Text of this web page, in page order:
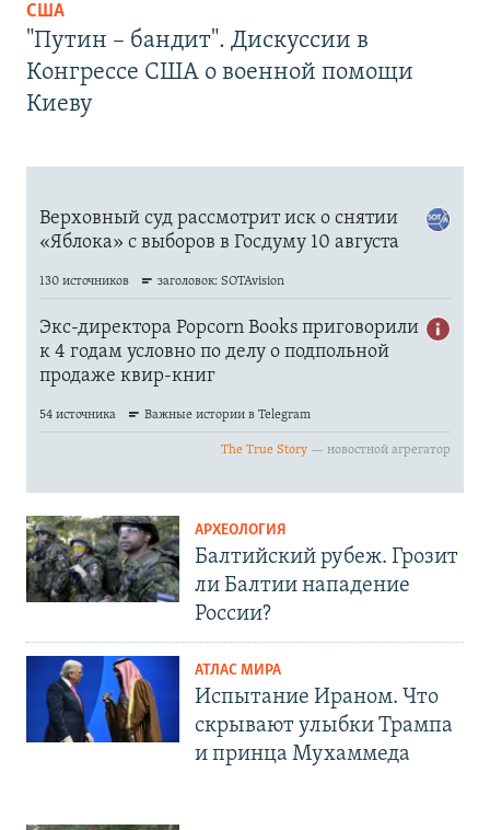
США
"Путин – бандит". Дискуссии в
Конгрессе США о военной помощи
Киеву
АРХЕОЛОГИЯ
Балтийский рубеж. Грозит
ли Балтии нападение
России?
АТЛАС МИРА
Испытание Ираном. Что
скрывают улыбки Трампа
и принца Мухаммеда